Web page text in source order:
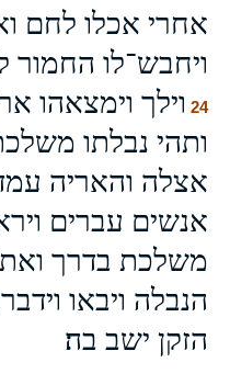
אחרי אכלו לחם
ויחבש־לו החמור
24 וילך וימצאהו
ותהי נבלתו
אצלה והאריה
אנשים עברים
משלכת בדרך
הנבלה ויבאו
הזקן ישב בה׃